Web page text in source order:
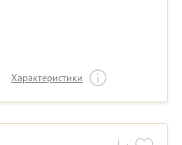
Характеристики